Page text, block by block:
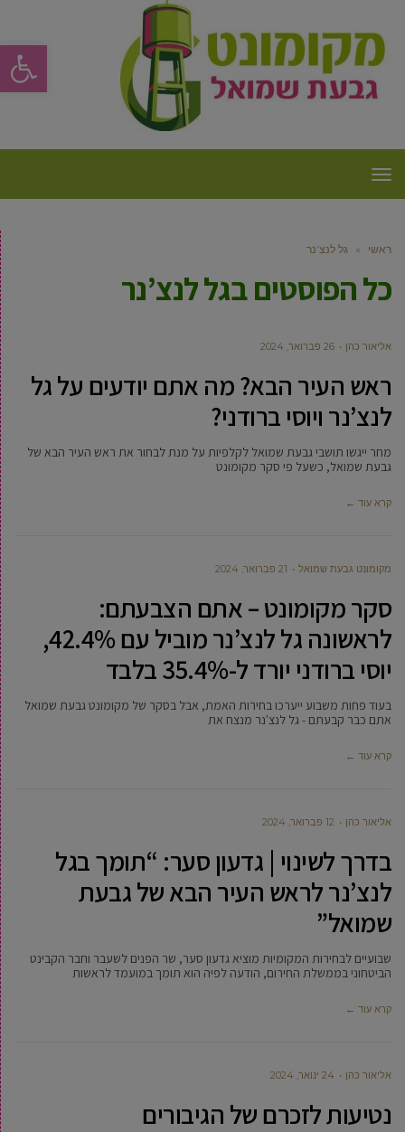
פתח
תפריט
ראשי » גל לנצ’נר
כל הפוסטים בגל לנצ’נר
‫אליאור כהן 26 פברואר, 2024
ראש העיר הבא? מה אתם יודעים על גל
לנצ’נר ויוסי ברודני?
מחר ייגשו תושבי גבעת שמואל לקלפיות על מנת לבחור את ראש העיר הבא של
גבעת שמואל, כשעל פי סקר מקומונט
קרא עוד ←
מקומונט גבעת שמואל 21 פברואר, 2024
סקר מקומונט – אתם הצבעתם:
לראשונה גל לנצ’נר מוביל עם 42.4%,
יוסי ברודני יורד ל-35.4% בלבד
בעוד פחות משבוע ייערכו בחירות האמת, אבל בסקר של מקומונט גבעת שמואל
אתם כבר קבעתם - גל לנצ'נר מנצח את
קרא עוד ←
‫אליאור כהן 12 פברואר, 2024
בדרך לשינוי | גדעון סער: “תומך בגל
לנצ’נר לראש העיר הבא של גבעת
שמואל”
שבועיים לבחירות המקומיות מוציא גדעון סער, שר הפנים לשעבר וחבר הקבינט
הביטחוני בממשלת החירום, הודעה לפיה הוא תומך במועמד לראשות
קרא עוד ←
‫אליאור כהן 24 ינואר, 2024
נטיעות לזכרם של הגיבורים